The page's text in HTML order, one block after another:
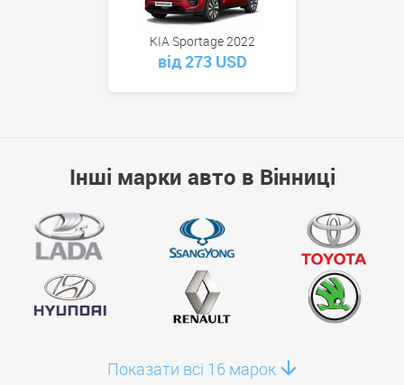
KIA Sportage 2022
від 273 USD
Інші марки авто в Вінниці
Показати всі 16 марок